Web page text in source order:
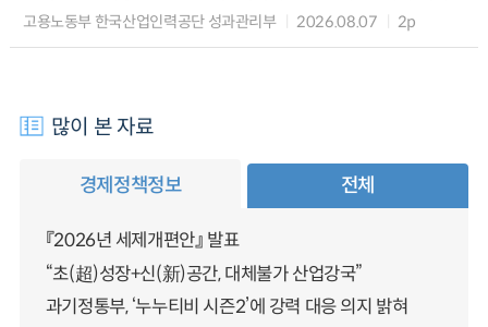
고용노동부 한국산업인력공단 성과관리부 2026.08.07 2p
많이 본 자료
경제정책정보 전체
『2026년 세제개편안』 발표
“초(超)성장+신(新)공간, 대체불가 산업강국”
과기정통부, ‘누누티비 시즌2’에 강력 대응 의지 밝혀